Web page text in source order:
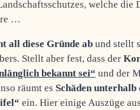
welche
…
all diese Gründe ab und stellt
Stellt aber fest, dass der
bekannt sei“ und der
räumt es Schäden
ein. Hier einige Auszüge